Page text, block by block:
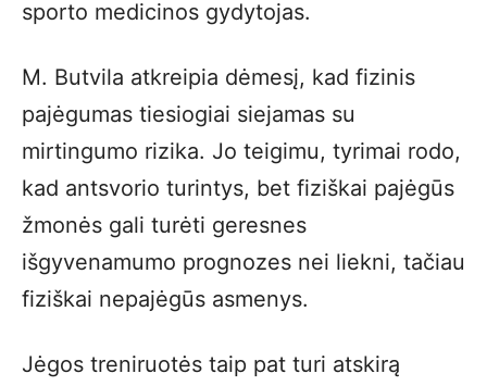
sporto medicinos gydytojas.
M. Butvila atkreipia dėmesį, kad fizinis
pajėgumas tiesiogiai siejamas su
mirtingumo rizika. Jo teigimu, tyrimai rodo,
kad antsvorio turintys, bet fiziškai pajėgūs
žmonės gali turėti geresnes
išgyvenamumo prognozes nei liekni, tačiau
fiziškai nepajėgūs asmenys.
Jėgos treniruotės taip pat turi atskirą